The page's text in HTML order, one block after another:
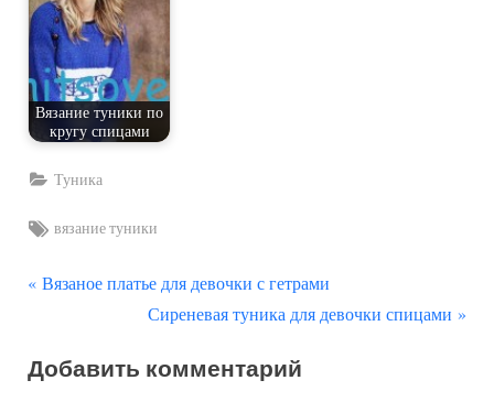
Вязание туники по
кругу спицами
Туника
Tags:
вязание туники
Навигация
записям
П
д
Вязаное платье для девочки с гетрами
С
е
Сиреневая туника для девочки спицами
Добавить комментарий